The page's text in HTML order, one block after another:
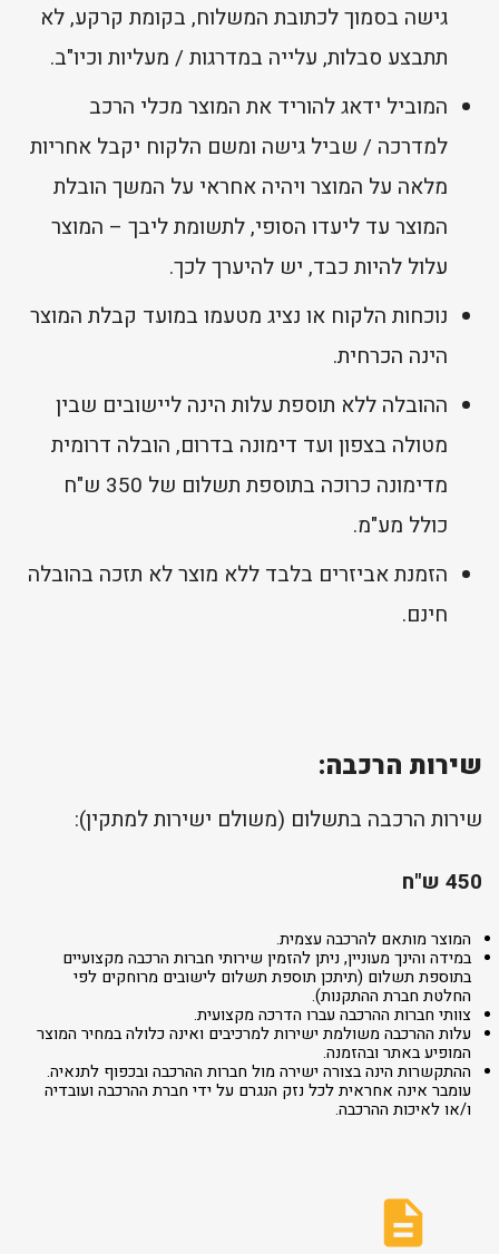
גישה בסמוך לכתובת המשלוח, בקומת קרקע, לא
תתבצע סבלות, עלייה במדרגות / מעליות וכיו"ב.
המוביל ידאג להוריד את המוצר מכלי הרכב
למדרכה / שביל גישה ומשם הלקוח יקבל אחריות
מלאה על המוצר ויהיה אחראי על המשך הובלת
המוצר עד ליעדו הסופי, לתשומת ליבך – המוצר
עלול להיות כבד, יש להיערך לכך.
נוכחות הלקוח או נציג מטעמו במועד קבלת המוצר
הינה הכרחית.
ההובלה ללא תוספת עלות הינה ליישובים שבין
מטולה בצפון ועד דימונה בדרום, הובלה דרומית
מדימונה כרוכה בתוספת תשלום של 350 ש"ח
כולל מע"מ.
הזמנת אביזרים בלבד ללא מוצר לא תזכה בהובלה
חינם.
שירות הרכבה:
שירות הרכבה בתשלום (משולם ישירות למתקין):
450 ש"ח
המוצר מותאם להרכבה עצמית.
במידה והינך מעוניין, ניתן להזמין שירותי חברות הרכבה מקצועיים
בתוספת תשלום (תיתכן תוספת תשלום לישובים מרוחקים לפי
החלטת חברת ההתקנות).
צוותי חברות ההרכבה עברו הדרכה מקצועית.
עלות ההרכבה משולמת ישירות למרכיבים ואינה כלולה במחיר המוצר
המופיע באתר ובהזמנה.
ההתקשרות הינה בצורה ישירה מול חברות ההרכבה ובכפוף לתנאיה.
עומבר אינה אחראית לכל נזק הנגרם על ידי חברת ההרכבה ועובדיה
ו/או לאיכות ההרכבה.